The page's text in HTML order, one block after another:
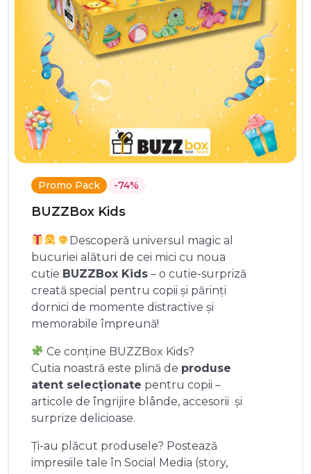
Promo Pack -74%
BUZZBox Kids
Descoperă universul magic al
bucuriei alături de cei mici cu noua
cutie BUZZBox Kids – o cutie-surpriză
creată special pentru copii și părinți
dornici de momente distractive și
memorabile împreună!
Ce conține BUZZBox Kids?
Cutia noastră este plină de produse
atent selecționate pentru copii –
articole de îngrijire blânde, accesorii și
surprize delicioase.
Ți-au plăcut produsele? Postează
impresiile tale în Social Media (story,